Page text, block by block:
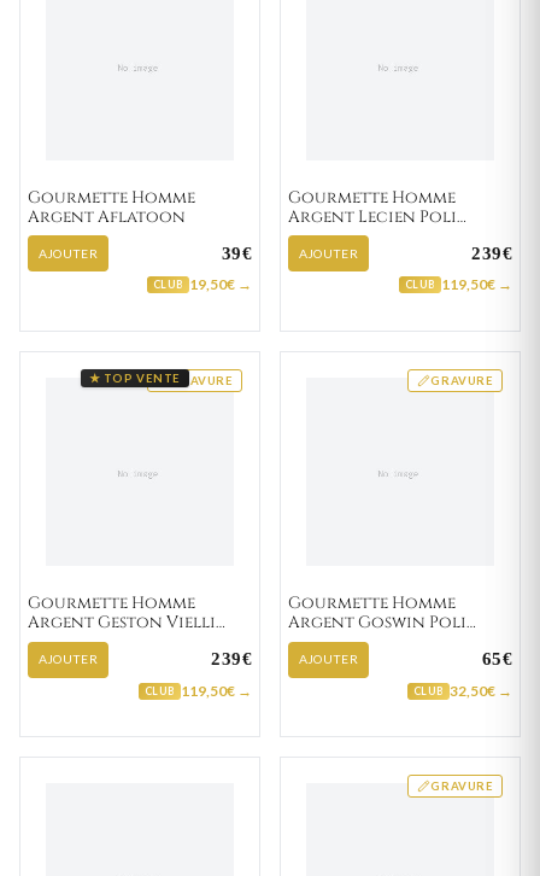
Gourmette Homme
Argent Aflatoon
AJOUTER 39€
CLUB 19,50€ →
Gourmette Homme
Argent Lecien Poli
cheval
AJOUTER 239€
CLUB 119,50€ →
GRAVURE
★ TOP VENTE
Gourmette Homme
Argent Geston Vielli
cheval
AJOUTER 239€
CLUB 119,50€ →
GRAVURE
Gourmette Homme
Argent Goswin Poli
cheval
AJOUTER 65€
CLUB 32,50€ →
GRAVURE